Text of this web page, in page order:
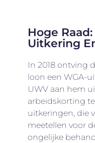
Hoge
Uitkering
In 2018 ontving
loon een WGA-
UWV aan hem
arbeidskorting
uitkeringen, die
meetellen voor
ongelijke